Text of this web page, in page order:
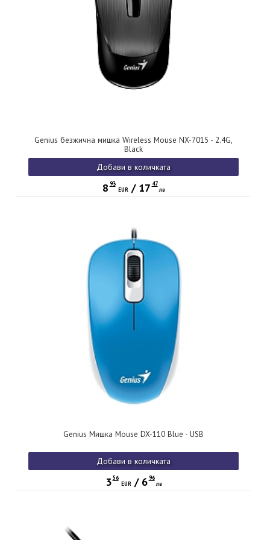
Genius безжична мишка Wireless Mouse NX-7015 - 2.4G,
Black
Добави в количката
8 93
EUR/ 17 47
лв
Genius Мишка Mouse DX-110 Blue - USB
Добави в количката
3 56
EUR/ 6 96
лв